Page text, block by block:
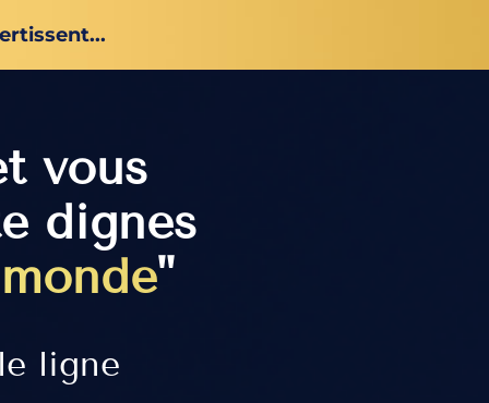
vous
dignes
"
ligne